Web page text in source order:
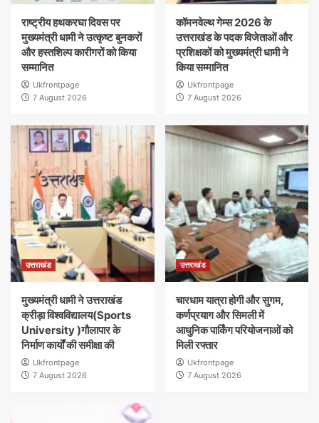
राष्ट्रीय हथकरघा दिवस पर
मुख्यमंत्री धामी ने उत्कृष्ट बुनकरों
और हस्तशिल्प कारीगरों को किया
सम्मानित
Ukfrontpage
7 August 2026
कॉमनवेल्थ गेम्स 2026 के
उत्तराखंड के पदक विजेताओं और
प्रशिक्षकों को मुख्यमंत्री धामी ने
किया सम्मानित
Ukfrontpage
7 August 2026
उत्तराखंड
मुख्यमंत्री धामी ने उत्तराखंड
क्रीड़ा विश्वविद्यालय(Sports
University )गौलापार के
निर्माण कार्यों की समीक्षा की
Ukfrontpage
7 August 2026
उत्तराखंड
चारधाम यात्रा होगी और सुगम,
कर्णप्रयाग और सिमली में
आधुनिक पार्किंग परियोजनाओं को
मिली रफ्तार
Ukfrontpage
7 August 2026